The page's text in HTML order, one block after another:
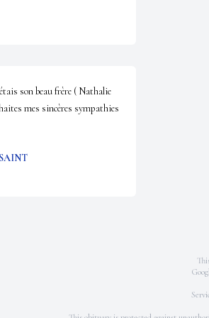
son beau frère ( Nathalie
mes sincères sympathies